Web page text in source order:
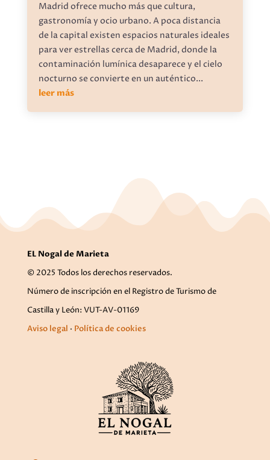
Madrid ofrece mucho más que cultura,
gastronomía y ocio urbano. A poca distancia
de la capital existen espacios naturales ideales
para ver estrellas cerca de Madrid, donde la
contaminación lumínica desaparece y el cielo
nocturno se convierte en un auténtico...
leer más
EL Nogal de Marieta
© 2025 Todos los derechos reservados.
Número de inscripción en el Registro de Turismo de
Castilla y León: VUT-AV-01169
Aviso legal · Política de cookies